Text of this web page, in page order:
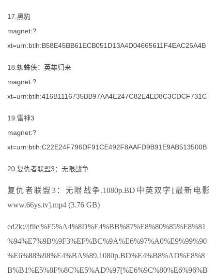
17.黑豹
magnet:?
xt=urn:btih:B58E45BB61ECB051D13A4D04665611F4EAC25A4B
18.蜘蛛侠：英雄归来
magnet:?
xt=urn:btih:416B1116735BB97AA4E247C82E4ED8C3CDCF731C
19.雷神3
magnet:?
xt=urn:btih:C22E24F796DF91CE492F8AAFD9B91E9AB513500B
20.复仇者联盟3：无限战争
复仇者联盟3：无限战争.1080p.BD中英双字[最新电影
www.66ys.tv].mp4 (3.76 GB)
ed2k://|file|%E5%A4%8D%E4%BB%87%E8%80%85%E8%81
%94%E7%9B%9F3%EF%BC%9A%E6%97%A0%E9%99%90
%E6%88%98%E4%BA%89.1080p.BD%E4%B8%AD%E8%8
B%B1%E5%8F%8C%E5%AD%97[%E6%9C%80%E6%96%B